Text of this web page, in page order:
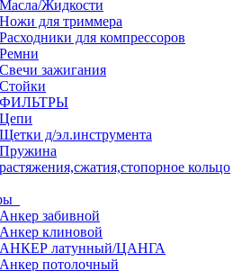
Масла/Жидкости
Ножи для триммера
Расходники для компрессоров
Ремни
Свечи зажигания
Стойки
ФИЛЬТРЫ
Цепи
Щетки д/эл.инструмента
Пружина
растяжения,сжатия,стопорное кольцо
Анкер забивной
Анкер клиновой
АНКЕР латунный/ЦАНГА
Анкер потолочный